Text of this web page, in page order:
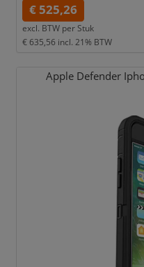
€ 525,26
excl. BTW per Stuk
€ 635,56 incl. 21% BTW
Apple Defender